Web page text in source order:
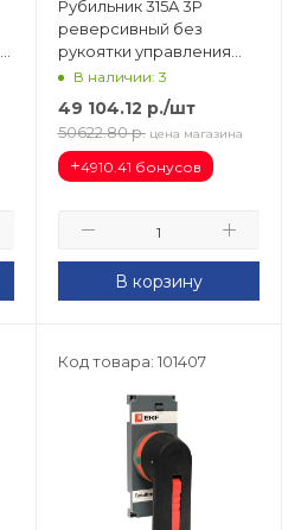
Рубильник 315A 3P
реверсивный без
рукоятки управления
TwinBlock EKF tb-s-315-
В наличии: 3
49 104.12 р./шт
50622.80 р. цена магазина
+4910.41 бонусов
В корзину
Код товара: 101407